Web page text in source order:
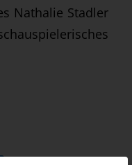
Nathalie Stadler